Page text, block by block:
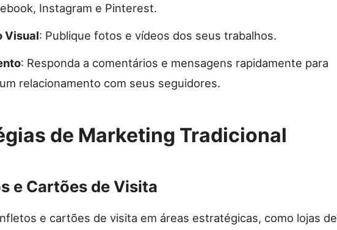
Instagram e Pinterest.
Visual: Publique fotos e vídeos dos seus trabalhos.
: Responda a comentários e mensagens rapidamente para
relacionamento com seus seguidores.
de Marketing Tradicional
e Cartões de Visita
e cartões de visita em áreas estratégicas, como lojas de